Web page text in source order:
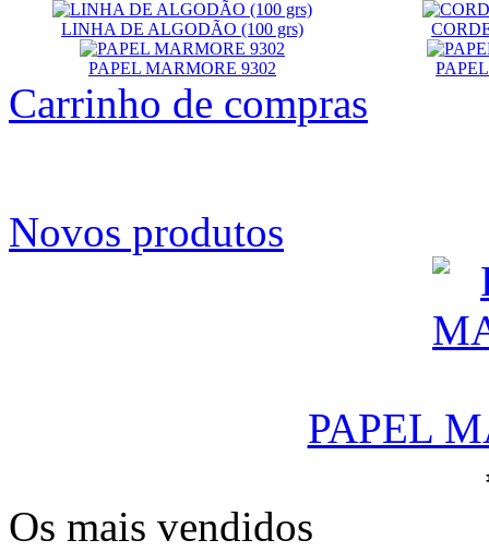
LINHA DE ALGODÃO (100 grs)
PAPEL MARMORE 9302
Carrinho de compras
Novos produtos
PAPEL
Os mais vendidos